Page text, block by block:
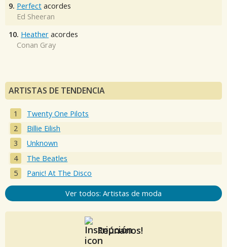
9. Perfect acordes
Ed Sheeran
10. Heather acordes
Conan Gray
ARTISTAS DE TENDENCIA
Twenty One Pilots
Billie Eilish
Unknown
The Beatles
Panic! At The Disco
Ver todos: Artistas de moda
Reúnanos!